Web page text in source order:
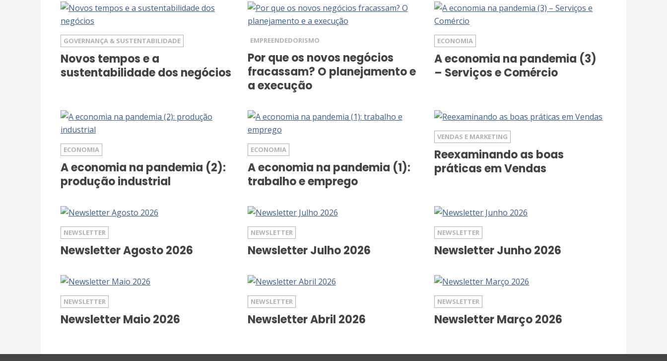
GOVERNANÇA & SUSTENTABILIDADE
Novos tempos e a
sustentabilidade dos negócios
EMPREENDEDORISMO
Por que os novos negócios
fracassam? O planejamento e
a execução
ECONOMIA
A economia na pandemia (3)
– Serviços e Comércio
ECONOMIA
A economia na pandemia (2):
produção industrial
ECONOMIA
A economia na pandemia (1):
trabalho e emprego
VENDAS E MARKETING
Reexaminando as boas
práticas em Vendas
NEWSLETTER
Newsletter Agosto 2026
NEWSLETTER
Newsletter Julho 2026
NEWSLETTER
Newsletter Junho 2026
NEWSLETTER
Newsletter Maio 2026
NEWSLETTER
Newsletter Abril 2026
NEWSLETTER
Newsletter Março 2026